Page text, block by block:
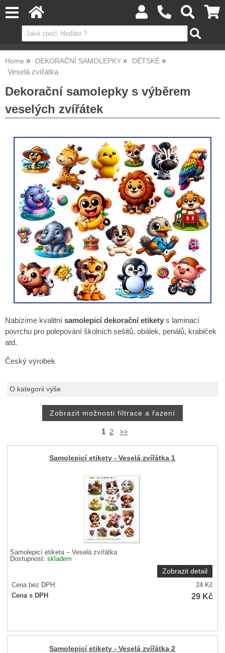
Home DEKORAČNÍ SAMOLEPKY DĚTSKÉ
Veselá zvířátka
Dekorační samolepky s výběrem
veselých zvířátek
Nabízíme kvalitní samolepicí dekorační etikety s laminací
povrchu pro polepování školních sešitů, obálek, penálů, krabiček
atd.
Český výrobek
O kategorii výše
1 2 >>
Samolepicí etikety - Veselá zvířátka 1
Samolepicí etiketa – Veselá zvířátka
Dostupnost:skladem
Zobrazit detail
Cena bez DPH: 24 Kč
Cena s DPH
29 Kč
Samolepicí etikety - Veselá zvířátka 2